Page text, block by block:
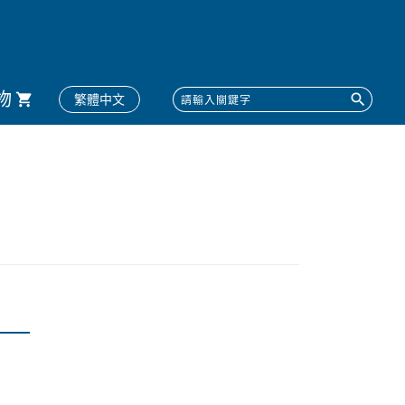
繁體中文